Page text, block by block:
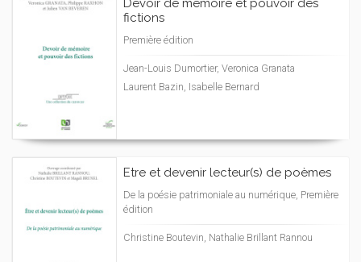
Devoir de mémoire et pouvoir des
fictions
Première édition
Jean-Louis Dumortier, Veronica Granata
Laurent Bazin, Isabelle Bernard
Etre et devenir lecteur(s) de poèmes
De la poésie patrimoniale au numérique, Première
édition
Christine Boutevin, Nathalie Brillant Rannou